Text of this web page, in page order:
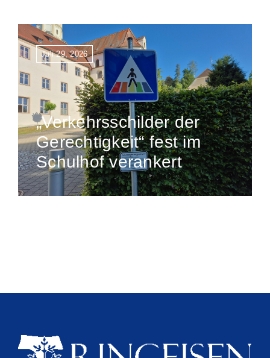
Juli 29, 2026
„Verkehrsschilder der
Gerechtigkeit“ fest im
Schulhof verankert